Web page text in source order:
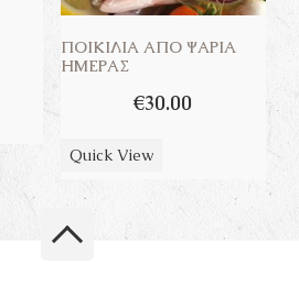
ΠΟΙΚΙΛΊΑ ΑΠΌ ΨΆΡΙΑ
ΗΜΈΡΑΣ
€30.00
Quick View